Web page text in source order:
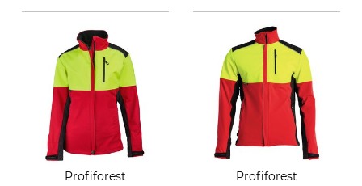
Profiforest
Profiforest